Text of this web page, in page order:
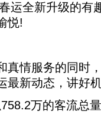
运全新升级的有
悦!
情服务的同时
最新动态，讲好